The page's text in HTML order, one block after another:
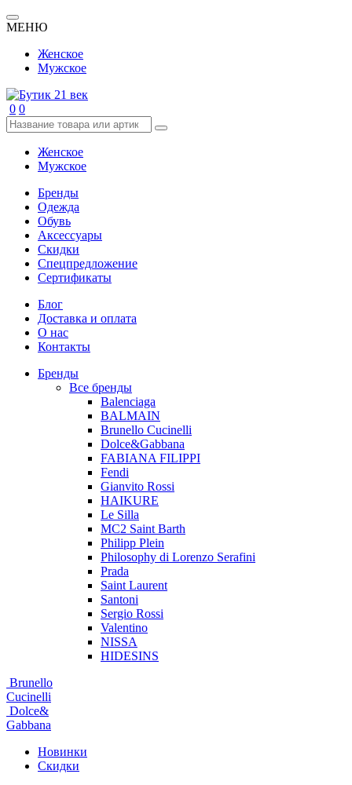
МЕНЮ
Женское
Мужское
0 0
Женское
Мужское
Бренды
Одежда
Обувь
Аксессуары
Скидки
Спецпредложение
Сертификаты
Блог
Доставка и оплата
О нас
Контакты
Бренды
Все бренды
Balenciaga
BALMAIN
Brunello Cucinelli
Dolce&Gabbana
FABIANA FILIPPI
Fendi
Gianvito Rossi
HAIKURE
Le Silla
MC2 Saint Barth
Philipp Plein
Philosophy di Lorenzo Serafini
Prada
Saint Laurent
Santoni
Sergio Rossi
Valentino
NISSA
HIDESINS
Brunello
Cucinelli
Dolce&
Gabbana
Новинки
Скидки